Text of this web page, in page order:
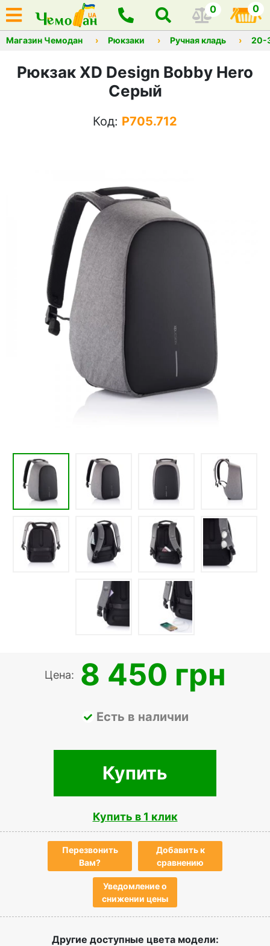
0 0
Магазин Чемодан Рюкзаки Ручная кладь 20-
Рюкзак XD Design Bobby Hero
Серый
Код: P705.712
Цена: 8 450 грн
Есть в наличии
Купить
Купить в 1 клик
Перезвонить
Вам?
Добавить к
сравнению
Уведомление о
снижении цены
Другие доступные цвета модели: